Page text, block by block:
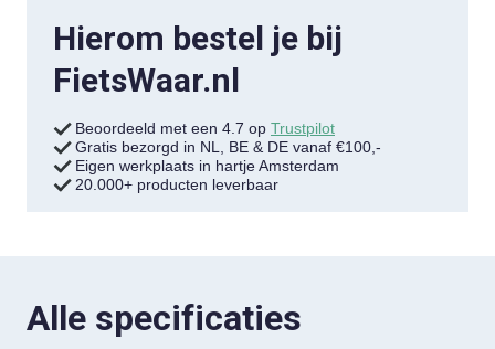
Hierom bestel je bij
FietsWaar.nl
Beoordeeld met een 4.7 op Trustpilot
Gratis bezorgd in NL, BE & DE vanaf €100,-
Eigen werkplaats in hartje Amsterdam
20.000+ producten leverbaar
Alle specificaties